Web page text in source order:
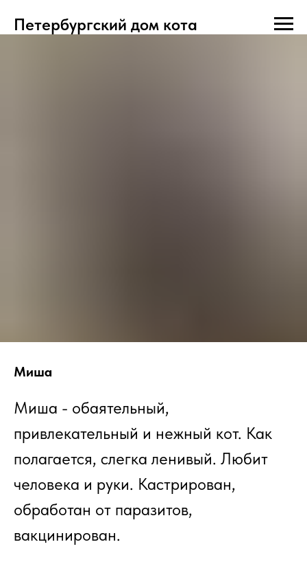
Петербургский дом кота
Миша
Миша - обаятельный,
привлекательный и нежный кот. Как
полагается, слегка ленивый. Любит
человека и руки. Кастрирован,
обработан от паразитов,
вакцинирован.